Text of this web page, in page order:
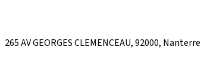
265 AV GEORGES CLEMENCEAU, 92000, Nanterre